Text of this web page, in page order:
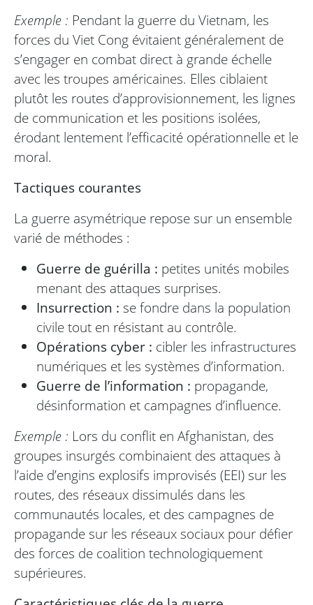
Exemple : Pendant la guerre du Vietnam, les
forces du Viet Cong évitaient généralement de
s’engager en combat direct à grande échelle
avec les troupes américaines. Elles ciblaient
plutôt les routes d’approvisionnement, les lignes
de communication et les positions isolées,
érodant lentement l’efficacité opérationnelle et le
moral.
Tactiques courantes
La guerre asymétrique repose sur un ensemble
varié de méthodes :
Guerre de guérilla : petites unités mobiles
menant des attaques surprises.
Insurrection : se fondre dans la population
civile tout en résistant au contrôle.
Opérations cyber : cibler les infrastructures
numériques et les systèmes d’information.
Guerre de l’information : propagande,
désinformation et campagnes d’influence.
Exemple : Lors du conflit en Afghanistan, des
groupes insurgés combinaient des attaques à
l’aide d’engins explosifs improvisés (EEI) sur les
routes, des réseaux dissimulés dans les
communautés locales, et des campagnes de
propagande sur les réseaux sociaux pour défier
des forces de coalition technologiquement
supérieures.